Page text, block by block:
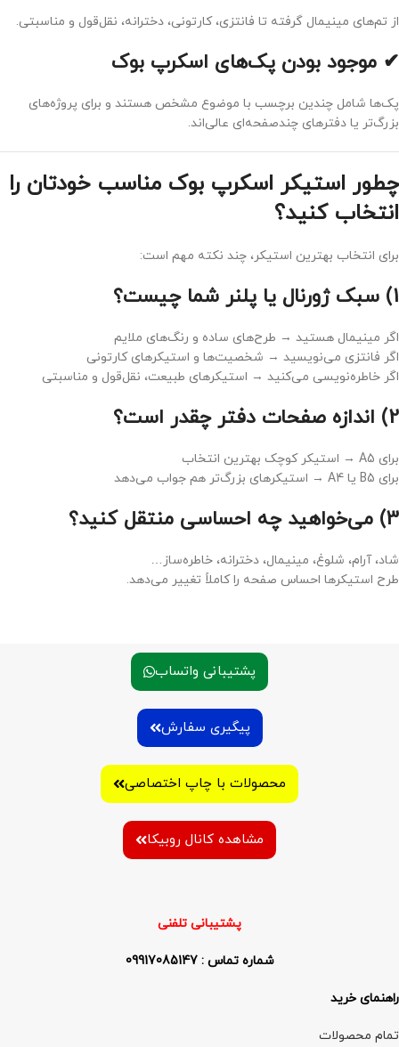
از تم‌های مینیمال گرفته تا فانتزی، کارتونی، دخترانه، نقل‌قول و مناسبتی.
✔ موجود بودن پک‌های اسکرپ بوک
پک‌ها شامل چندین برچسب با موضوع مشخص هستند و برای پروژه‌های
بزرگ‌تر یا دفترهای چندصفحه‌ای عالی‌اند.
چطور استیکر اسکرپ بوک مناسب خودتان را
انتخاب کنید؟
برای انتخاب بهترین استیکر، چند نکته مهم است:
1) سبک ژورنال یا پلنر شما چیست؟
اگر مینیمال هستید → طرح‌های ساده و رنگ‌های ملایم
اگر فانتزی می‌نویسید → شخصیت‌ها و استیکرهای کارتونی
اگر خاطره‌نویسی می‌کنید → استیکرهای طبیعت، نقل‌قول و مناسبتی
2) اندازه صفحات دفتر چقدر است؟
برای A5 → استیکر کوچک بهترین انتخاب
برای B5 یا A4 → استیکرهای بزرگ‌تر هم جواب می‌دهد
3) می‌خواهید چه احساسی منتقل کنید؟
شاد، آرام، شلوغ، مینیمال، دخترانه، خاطره‌ساز…
طرح استیکرها احساس صفحه را کاملاً تغییر می‌دهد.
پشتیبانی واتساب
پیگیری سفارش
محصولات با چاپ اختصاصی
مشاهده کانال روبیکا
پشتیبانی تلفنی
شماره تماس : 09917085147
راهنمای خرید
تمام محصولات